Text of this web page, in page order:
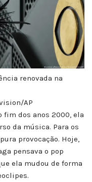
renovada na
AP
fim dos anos 2000, ela
da música. Para os
provocação. Hoje,
pensava o pop
ela mudou de forma